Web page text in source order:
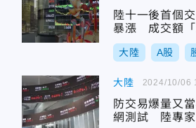
陸十一後首個
暴漲 成交額「
幣」
大陸 A股
大陸
防交易爆量又
網測試 陸專家
2024/10/06